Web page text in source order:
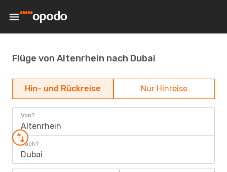
Flüge von Altenrhein nach Dubai
Hin- und Rückreise Nur Hinreise
Von?
Altenrhein
Nach?
Dubai